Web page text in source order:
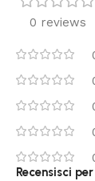
0 reviews
Recensisci